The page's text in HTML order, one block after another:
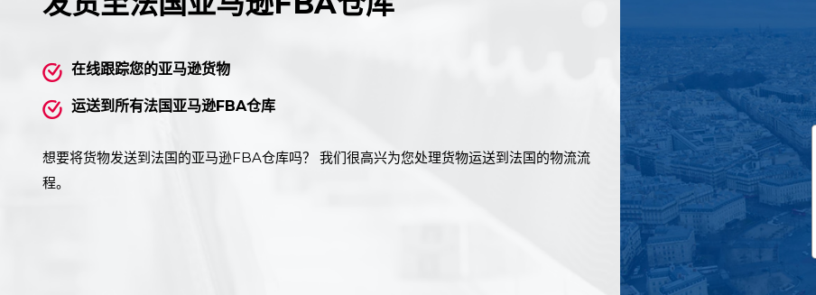
在线跟踪您的亚马逊货物
运送到所有法国亚马逊FBA仓库
想要将货物发送到法国的亚马逊FBA仓库吗？ 我们很高兴为您处理货物运送到法国的物流流
程。